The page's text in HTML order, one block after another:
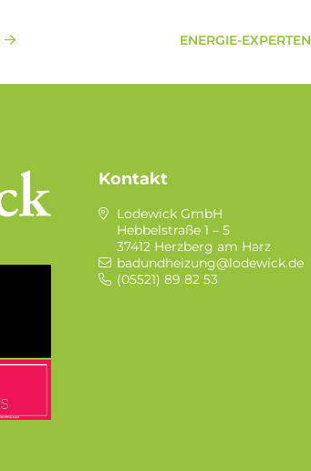
ENERGIE-EXPERTEN
Kontakt
Lodewick GmbH
Hebbelstraße 1 – 5
37412 Herzberg am Harz
badundheizung@lodewick.de
(05521) 89 82 53